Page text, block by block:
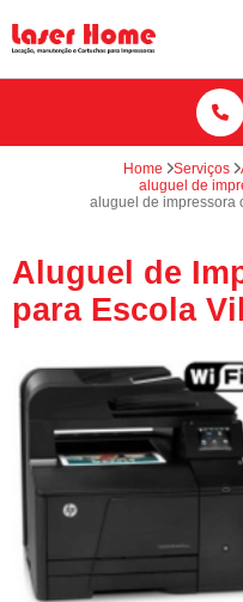
Home Serviços
aluguel de
aluguel de impressora
Aluguel de
para Escola